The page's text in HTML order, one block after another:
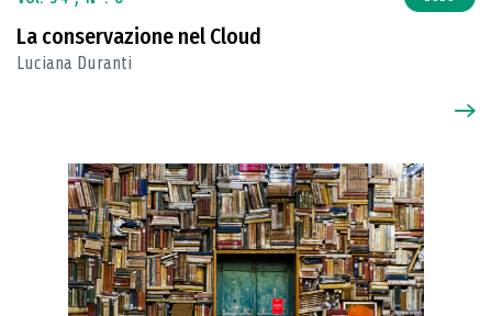
La conservazione nel Cloud
Luciana Duranti